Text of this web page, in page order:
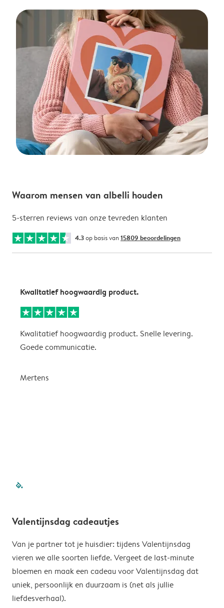
Waarom mensen van albelli houden
5-sterren reviews van onze tevreden klanten
4.3op basis van 15809 beoordelingen
Kwalitatief hoogwaardig product.
Kwalitatief hoogwaardig product. Snelle levering.
Goede communicatie.
Mertens
filled-pagination
Valentijnsdag cadeautjes
Van je partner tot je huisdier: tijdens Valentijnsdag
vieren we alle soorten liefde. Vergeet de last-minute
bloemen en maak een cadeau voor Valentijnsdag dat
uniek, persoonlijk en duurzaam is (net als jullie
liefdesverhaal).